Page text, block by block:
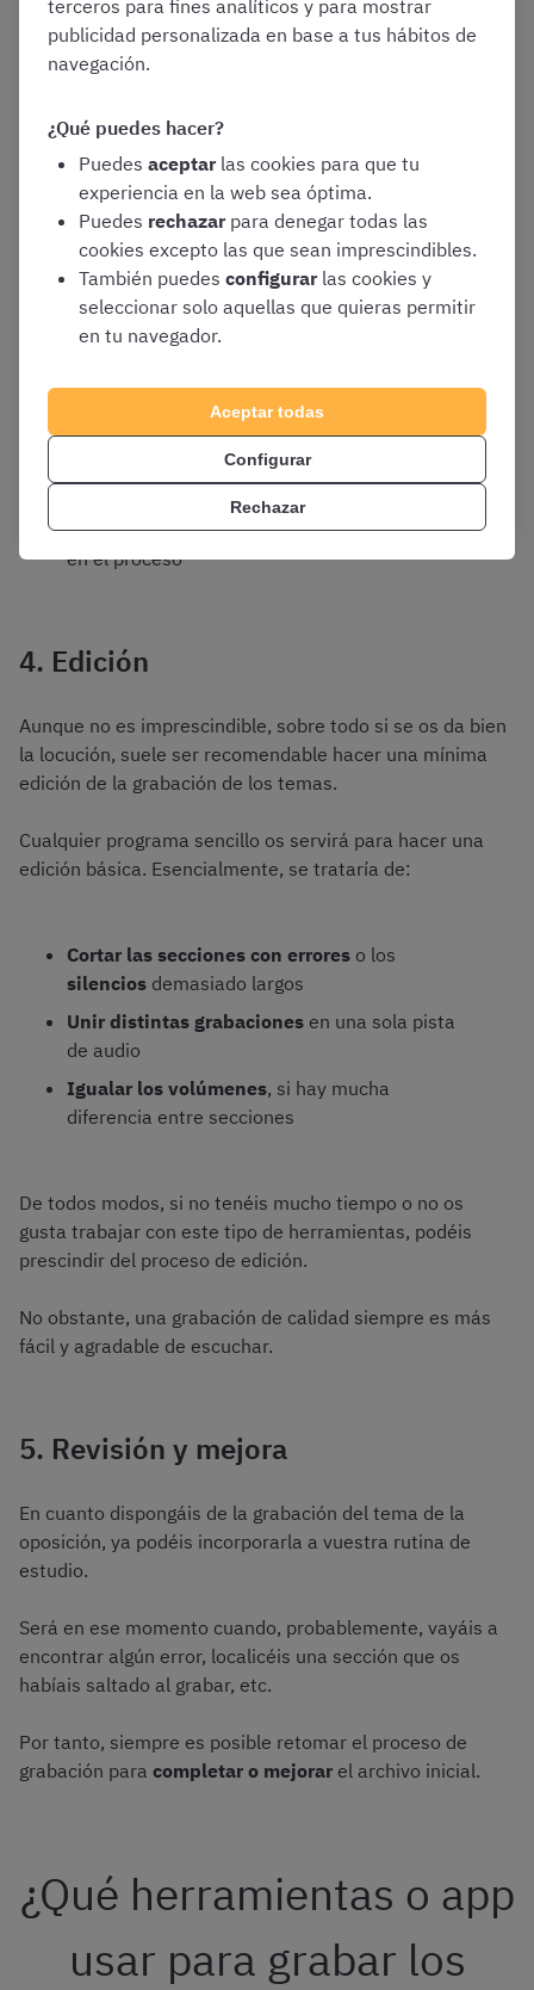
sentido, sería muy recomendable que
silenciaseis el móvil ydesactivaseis todo
tipo de notificaciones
unaubicaciónlo más silenciosa posible y,
preferentemente, dondeno haya demasiado
eco o reverberación
Haced una prueba para decidir ladistancia
ideal al micrófonoy elvolumen y tono de
vozque deberíais emplear
Procurad leer el tema a una velocidad
adecuada, ni demasiado rápida ni
Tomaos descansos. Es muy recomendable
que grabéis el tema por apartados o
secciones, haciendo pausas en la grabación.
Así os será más fácil conseguir un resultado
limpio y sin errores, además de no agotaros
en el proceso
4. Edición
Aunque no es imprescindible, sobre todo si se os da bien
la locución, suele ser recomendable hacer una mínima
edición de la grabación de los temas.
Cualquier programa sencillo os servirá para hacer una
edición básica. Esencialmente, se trataría de:
Cortar las secciones con errores o los
silencios demasiado largos
Unir distintas grabaciones en una sola pista
de audio
Igualar los volúmenes, si hay mucha
diferencia entre secciones
De todos modos, si no tenéis mucho tiempo o no os
gusta trabajar con este tipo de herramientas, podéis
prescindir del proceso de edición.
No obstante, una grabación de calidad siempre es más
fácil y agradable de escuchar.
5. Revisión y mejora
En cuanto dispongáis de la grabación del tema de la
oposición, ya podéis incorporarla a vuestra rutina de
estudio.
Será en ese momento cuando, probablemente, vayáis a
encontrar algún error, localicéis una sección que os
habíais saltado al grabar, etc.
Por tanto, siempre es posible retomar el proceso de
grabación para completar o mejorar el archivo inicial.
¿Qué herramientas o app
usar para grabar los
terceros para fines analíticos y para mostrar
publicidad personalizada en base a tus hábitos de
navegación.
¿Qué puedes hacer?
Puedes aceptar las cookies para que tu
experiencia en la web sea óptima.
Puedes rechazar para denegar todas las
cookies excepto las que sean imprescindibles.
También puedes configurar las cookies y
seleccionar solo aquellas que quieras permitir
en tu navegador.
Aceptar todas
Configurar
Rechazar